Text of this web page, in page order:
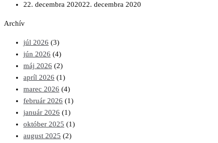
22. decembra 202022. decembra 2020
Archív
júl 2026 (3)
jún 2026 (4)
máj 2026 (2)
apríl 2026 (1)
marec 2026 (4)
február 2026 (1)
január 2026 (1)
október 2025 (1)
august 2025 (2)